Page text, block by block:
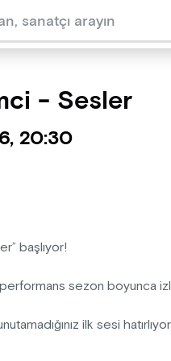
- Sesler
20:30
başlıyor!
sezon boyunca
ilk sesi